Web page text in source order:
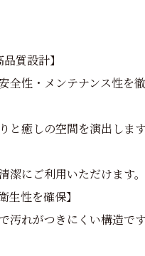
質設計】
性・メンテナンス性を徹
癒しの空間を演出します
にご利用いただけます。
生性を確保】
れがつきにくい構造です